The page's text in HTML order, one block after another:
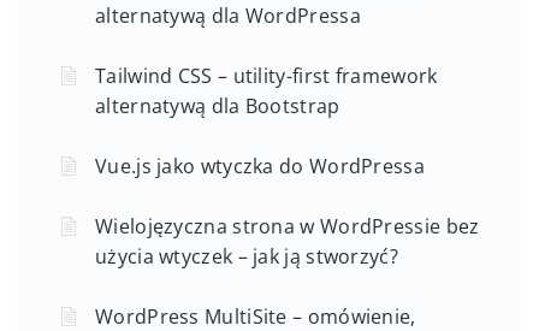
alternatywą dla WordPressa
Tailwind CSS – utility-first framework
alternatywą dla Bootstrap
Vue.js jako wtyczka do WordPressa
Wielojęzyczna strona w WordPressie bez
użycia wtyczek – jak ją stworzyć?
WordPress MultiSite – omówienie,